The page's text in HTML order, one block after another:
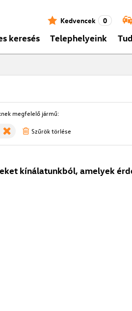
Kedvencek 0
keresés Telephelyeink
megfelelő jármű:
Szűrök törlése
kínálatunkból, amelyek